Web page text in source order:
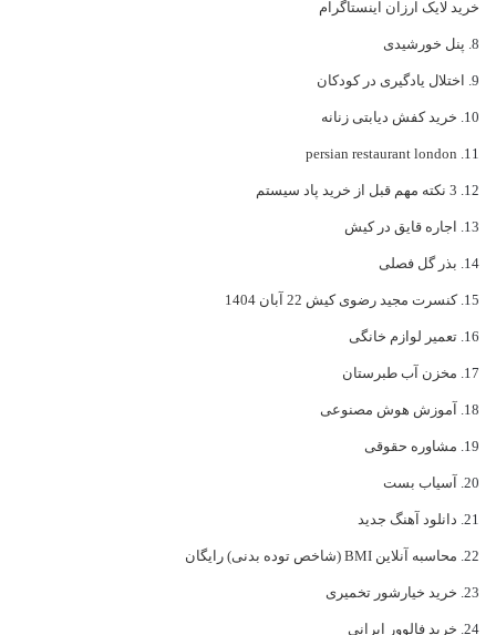
خرید لایک ارزان اینستاگرام
پنل خورشیدی
اختلال یادگیری در کودکان
خرید کفش دیابتی زنانه
persian restaurant london
3 نکته مهم قبل از خرید پاد سیستم
اجاره قایق در کیش
بذر گل فصلی
کنسرت مجید رضوی کیش 22 آبان 1404
تعمیر لوازم خانگی
مخزن آب طبرستان
آموزش هوش مصنوعی
مشاوره حقوقی
آسیاب بست
دانلود آهنگ جدید
محاسبه آنلاین BMI (شاخص توده بدنی) رایگان
خرید خیارشور تخمیری
خرید فالوور ایرانی